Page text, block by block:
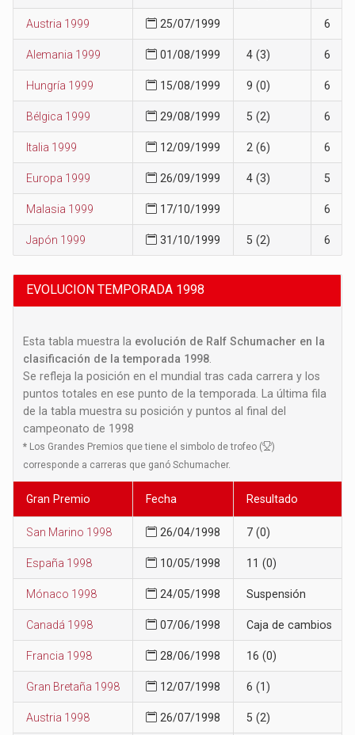
Austria 1999 25/07/1999 6
Alemania 1999 01/08/1999 4 (3) 6
Hungría 1999 15/08/1999 9 (0) 6
Bélgica 1999 29/08/1999 5 (2) 6
Italia 1999 12/09/1999 2 (6) 6
Europa 1999 26/09/1999 4 (3) 5
Malasia 1999 17/10/1999 6
Japón 1999 31/10/1999 5 (2) 6
EVOLUCION TEMPORADA 1998
Esta tabla muestra la evolución de Ralf Schumacher en la
clasificación de la temporada 1998
Se refleja la posición en el mundial tras cada carrera y los
puntos totales en ese punto de la temporada. La última fila
de la tabla muestra su posición y puntos al final del
campeonato de 1998
* Los Grandes Premios que tiene el simbolo de trofeo (
)
corresponde a carreras que ganó Schumacher.
Gran Premio Fecha Resultado
San Marino 1998 26/04/1998 7 (0)
España 1998 10/05/1998 11 (0)
Mónaco 1998 24/05/1998 Suspensión
Canadá 1998 07/06/1998 Caja de cambios
Francia 1998 28/06/1998 16 (0)
Gran Bretaña 1998 12/07/1998 6 (1)
Austria 1998 26/07/1998 5 (2)